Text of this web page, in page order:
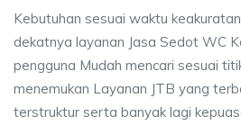
Kebutuhan sesuai waktu
dekatnya layanan Jasa Sedot WC
pengguna Mudah mencari sesuai
menemukan Layanan JTB yang
terstruktur serta banyak lagi